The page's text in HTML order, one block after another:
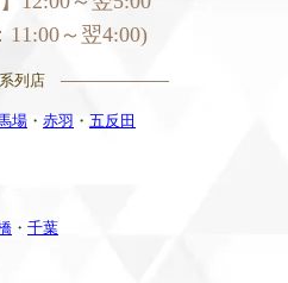
11:00～翌4:00)
列店 ———————
場 ・ 赤羽 ・ 五反田
・ 千葉